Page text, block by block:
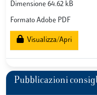
Dimensione 64.62 kB
Formato Adobe PDF
Visualizza/Apri
Pubblicazioni